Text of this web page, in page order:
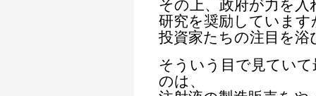
その上、政府が力を
研究を奨励しています
投資家たちの注目を浴
そういう目で見てい
のは、